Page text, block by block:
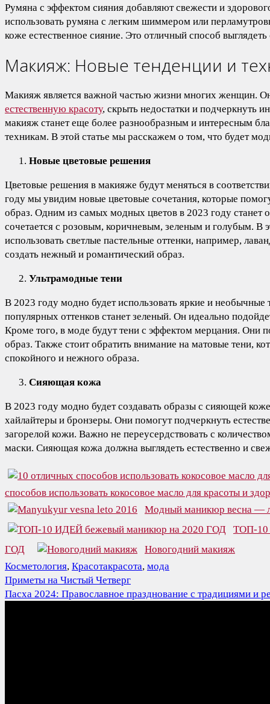
Румяна с эффектом сияния добавляют свежести и
использовать румяна с легким шиммером или
коже естественное сияние. Это отличный способ
Макияж: Новые тенденции и
Макияж является важной частью жизни многих женщин.
естественную красоту, скрыть недостатки и подчеркнуть
макияж станет еще более разнообразным и интересным
техникам. В этой статье мы расскажем о том, что будет
Новые цветовые решения
Цветовые решения в макияже будут меняться в
году мы увидим новые цветовые сочетания, которые
образ. Одним из самых модных цветов в 2023 году станет
сочетается с розовым, коричневым, зеленым и голубым. В
использовать светлые пастельные оттенки, например,
создать нежный и романтический образ.
Ультрамодные тени
В 2023 году модно будет использовать яркие и
популярных оттенков станет зеленый. Он идеально
Кроме того, в моде будут тени с эффектом мерцания. Они
образ. Также стоит обратить внимание на матовые тени,
спокойного и нежного образа.
Сияющая кожа
В 2023 году модно будет создавать образы с сияющей
хайлайтеры и бронзеры. Они помогут подчеркнуть
загорелой кожи. Важно не переусердствовать с
маски. Сияющая кожа должна выглядеть естественно и
способов использовать кокосовое масло для красоты и
Модный маникюр весна —
ТОП-10
ГОД
Новогодний макияж
Косметология, Красотакрасота, мода
Навигация
по
Приметы на Чистый Четверг
Пасха 2024: Православное празднование с традициями и